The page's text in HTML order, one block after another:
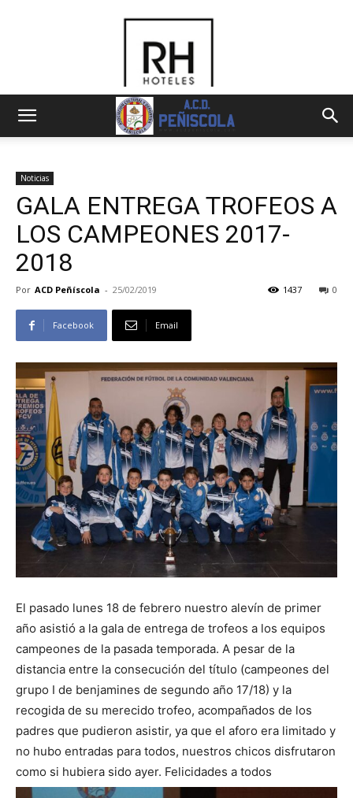
Noticias
GALA ENTREGA TROFEOS A
LOS CAMPEONES 2017-
2018
Por ACD Peñíscola - 25/02/2019 0
1437
Facebook Email
El pasado lunes 18 de febrero nuestro alevín de primer
año asistió a la gala de entrega de trofeos a los equipos
campeones de la pasada temporada. A pesar de la
distancia entre la consecución del título (campeones del
grupo I de benjamines de segundo año 17/18) y la
recogida de su merecido trofeo, acompañados de los
padres que pudieron asistir, ya que el aforo era limitado y
no hubo entradas para todos, nuestros chicos disfrutaron
como si hubiera sido ayer. Felicidades a todos